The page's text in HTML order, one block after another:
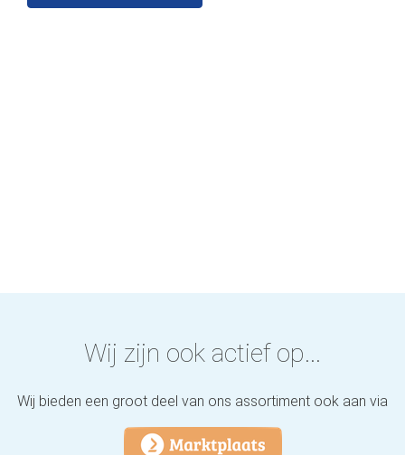
Wij zijn ook actief op...
Wij bieden een groot deel van ons assortiment ook aan via